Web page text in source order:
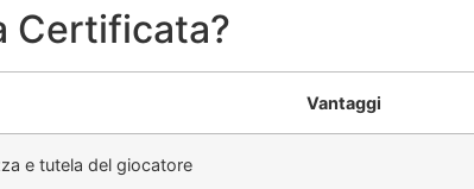
Certificata?
Vantaggi
e tutela del giocatore